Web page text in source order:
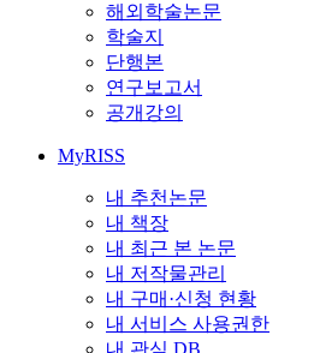
해외학술논문
학술지
단행본
연구보고서
공개강의
MyRISS
내 추천논문
내 책장
내 최근 본 논문
내 저작물관리
내 구매·신청 현황
내 서비스 사용권한
내 관심 DB